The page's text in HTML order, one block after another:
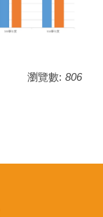
瀏覽數: 806